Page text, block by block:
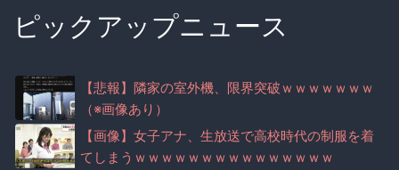
ピックアップニュース
【悲報】隣家の室外機、限界突破ｗｗｗｗｗｗｗ
（※画像あり）
【画像】女子アナ、生放送で高校時代の制服を着
てしまうｗｗｗｗｗｗｗｗｗｗｗｗｗｗｗ